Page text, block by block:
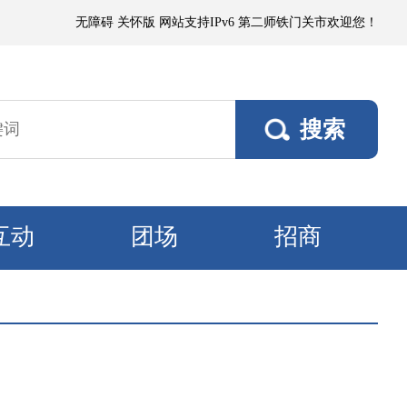
时扬沙或浮尘，局部有微到小阵雨；各垦区阵风4～5级，南部垦区
无障碍 关怀版 网站支持IPv6 第二师铁门关市欢迎您！
动 团场 招商